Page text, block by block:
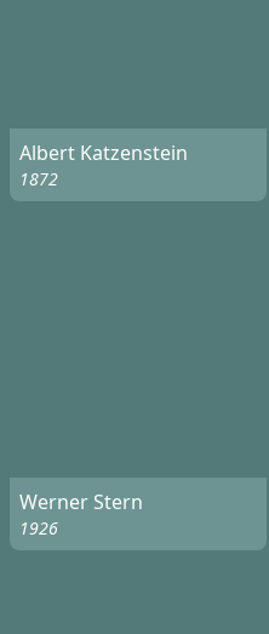
Albert Katzenstein
1872
Werner Stern
1926